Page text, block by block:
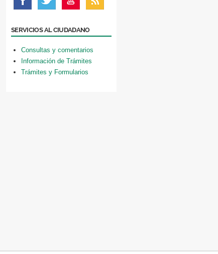
SERVICIOS AL CIUDADANO
Consultas y comentarios
Información de Trámites
Trámites y Formularios